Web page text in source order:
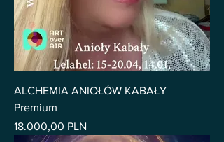
ALCHEMIA ANIOŁÓW KABAŁY
Premium
Pris
18.000,00 PLN